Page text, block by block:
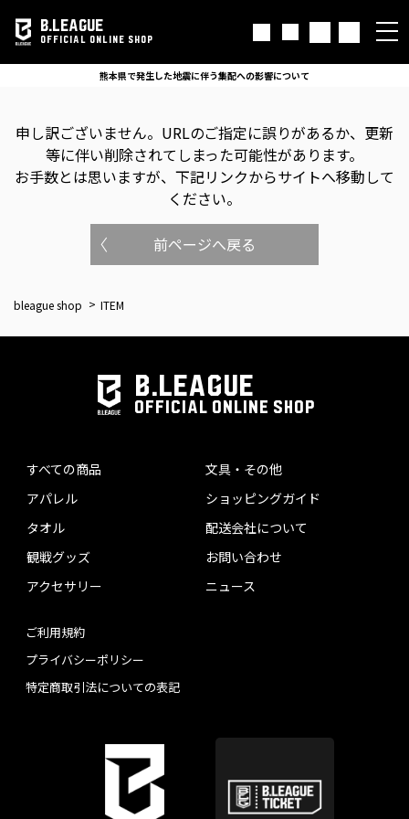
B.LEAGUE
OFFICIAL ONLINE SHOP
熊本県で発生した地震に伴う集配への影響について
申し訳ございません。 URLのご指定に誤りがあるか、更新
等に伴い削除されてしまった可能性があります。
お手数とは思いますが、下記リンクからサイトへ移動して
ください。
前ページへ戻る
bleague shop ITEM
B.LEAGUE
OFFICIAL ONLINE SHOP
すべての商品
アパレル
タオル
観戦グッズ
アクセサリー
文具・その他
ショッピングガイド
配送会社について
お問い合わせ
ニュース
ご利用規約
プライバシーポリシー
特定商取引法についての表記